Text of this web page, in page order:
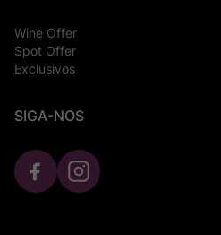
Wine Offer
Spot Offer
Exclusivos
SIGA-NOS